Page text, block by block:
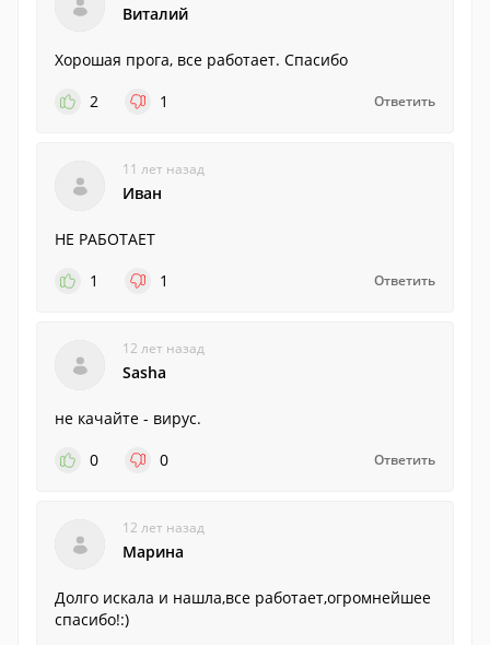
Виталий
Хорошая прога, все работает. Спасибо
2
1 Ответить
11 лет назад
Иван
НЕ РАБОТАЕТ
1
1 Ответить
12 лет назад
Sasha
не качайте - вирус.
0
0 Ответить
12 лет назад
Марина
Долго искала и нашла,все работает,огромнейшее
спасибо!:)